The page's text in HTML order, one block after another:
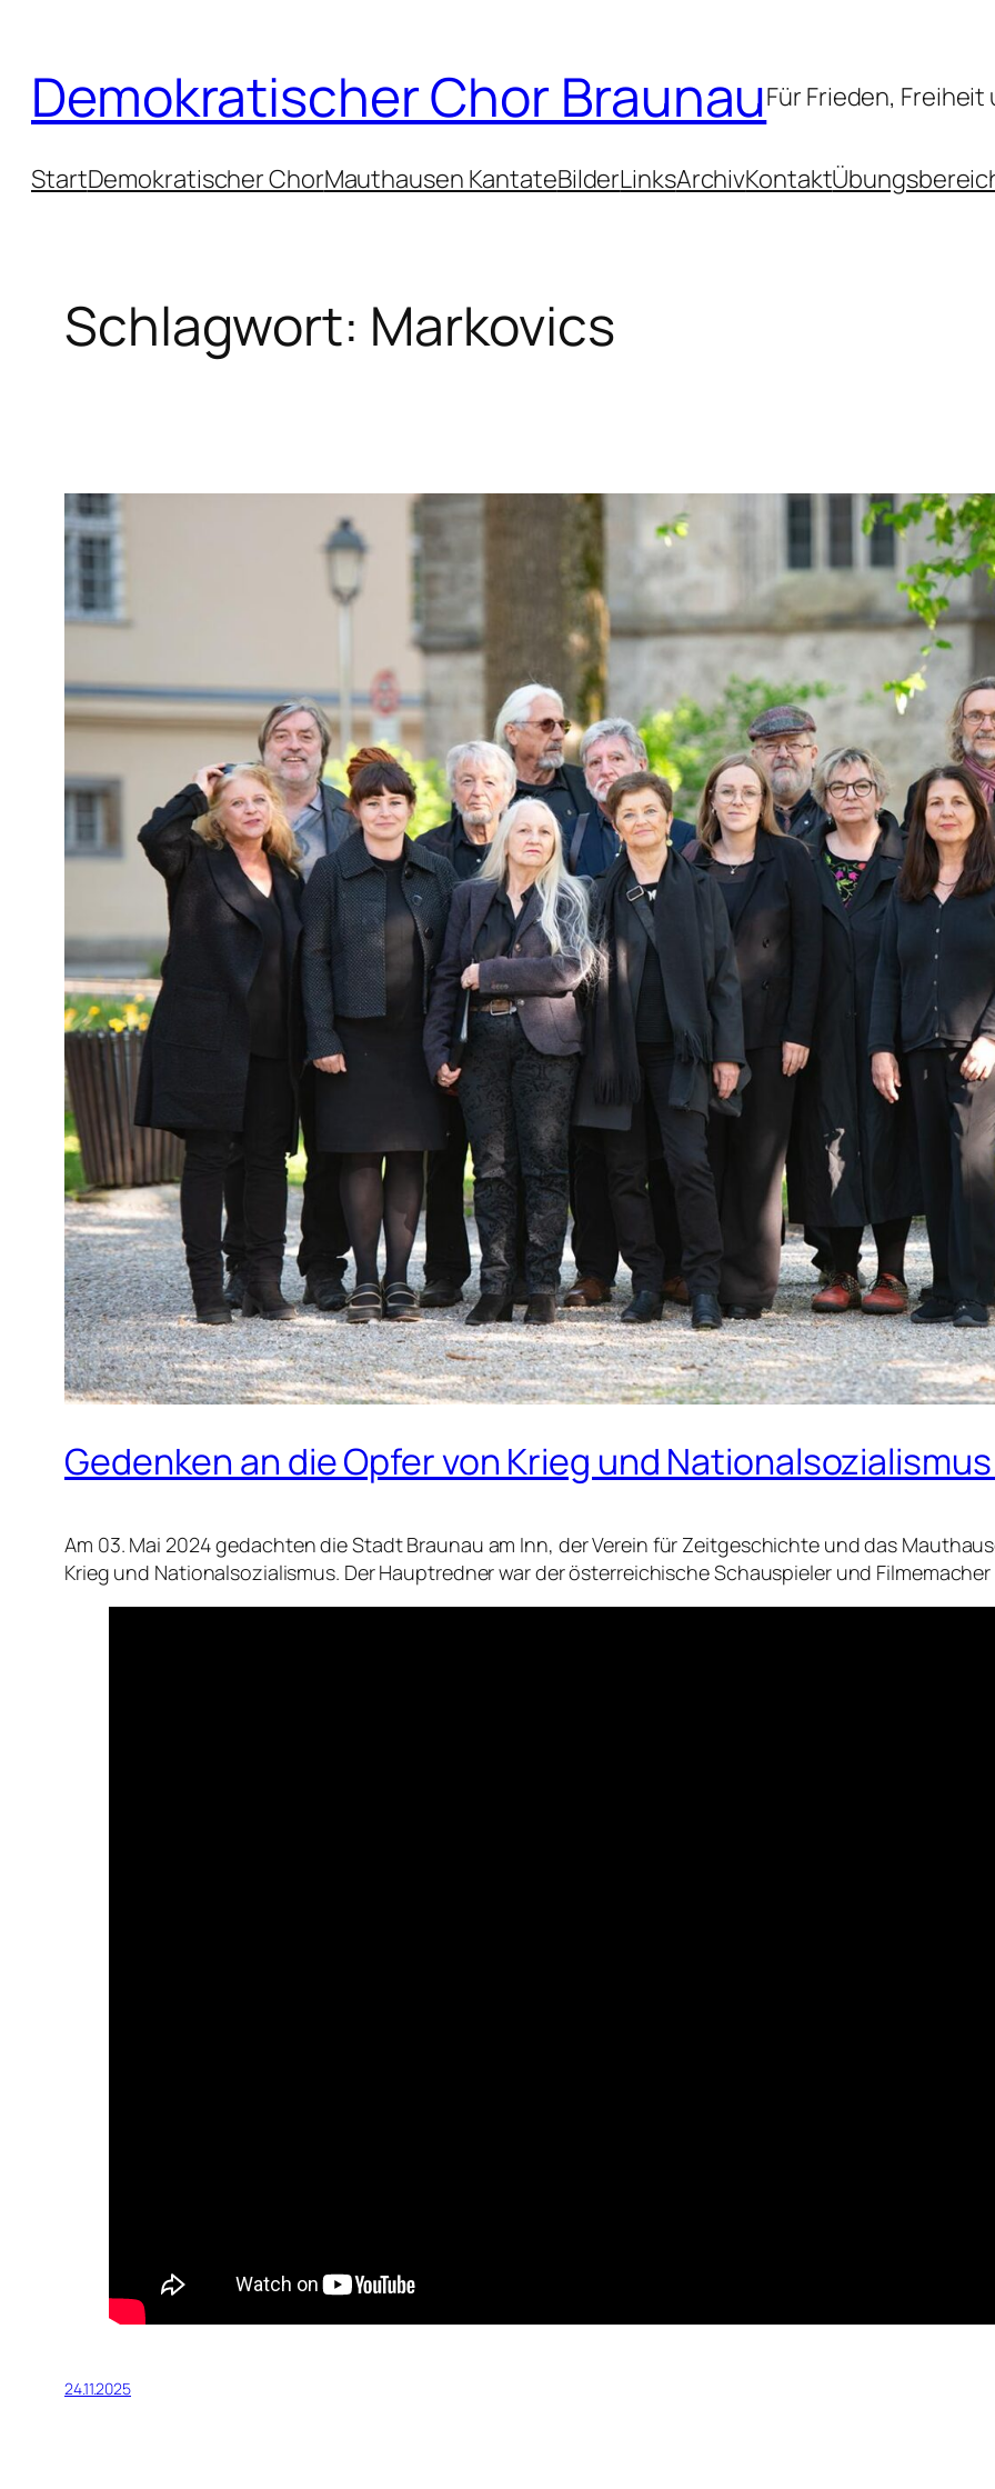
springen
Demokratischer Chor BraunauFür Frieden,
StartDemokratischer ChorMauthausen KantateBilderLinksArchivKontakt
Schlagwort: Markovics
Gedenken an die Opfer von Krieg und
Am 03. Mai 2024 gedachten die Stadt Braunau am Inn, der Verein für Zeitgeschichte und das
Krieg und Nationalsozialismus. Der Hauptredner war der österreichische Schauspieler und Filmemacher
24.11.2025